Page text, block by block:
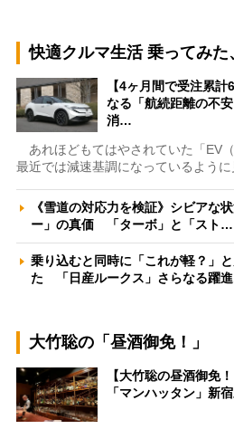
快適クルマ生活 乗ってみた
【4ヶ月間で受注累
なる「航続距離の不
消…
あれほどもてはやされていた「EV（
最近では減速基調になっているよう
《雪道の対応力を検証》シビアな
ー」の真価 「ターボ」と「スト…
乗り込むと同時に「これが軽？」
た 「日産ルークス」さらなる躍
大竹聡の「昼酒御免！」
【大竹聡の昼酒御免
「マンハッタン」新